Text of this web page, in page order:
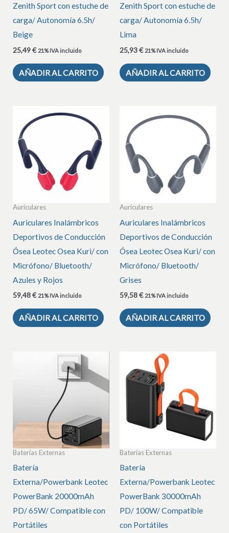
Zenith Sport con estuche de
carga/ Autonomía 6.5h/
Beige
25,49€ 21% IVA incluido
AÑADIR AL CARRITO
Zenith Sport con estuche de
carga/ Autonomía 6.5h/
Lima
25,93€ 21% IVA incluido
AÑADIR AL CARRITO
Auriculares
Auriculares Inalámbricos
Deportivos de Conducción
Ósea Leotec Osea Kuri/ con
Micrófono/ Bluetooth/
Azules y Rojos
59,48€ 21% IVA incluido
AÑADIR AL CARRITO
Auriculares
Auriculares Inalámbricos
Deportivos de Conducción
Ósea Leotec Osea Kuri/ con
Micrófono/ Bluetooth/
Grises
59,58€ 21% IVA incluido
AÑADIR AL CARRITO
Baterías Externas
Batería
Externa/Powerbank Leotec
PowerBank 20000mAh
PD/ 65W/ Compatible con
Portátiles
Baterías Externas
Batería
Externa/Powerbank Leotec
PowerBank 30000mAh
PD/ 100W/ Compatible
con Portátiles